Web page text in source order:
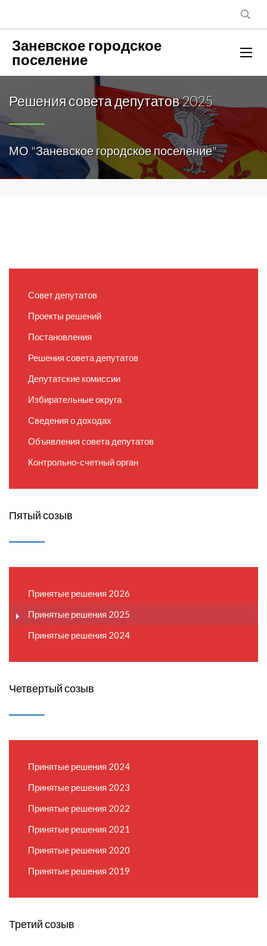
Заневское городское
поселение
Решения совета депутатов 2025
МО "Заневское городское поселение"
Совет депутатов
Проекты решений
Постановления
Решения совета депутатов
Депутатские комиссии
Избирательные округа
Сведения о доходах
Объявления совета депутатов
Контрольно-счетный орган
Пятый созыв
Принятые решения 2026
Принятые решения 2025
Принятые решения 2024
Четвертый созыв
Принятые решения 2024
Принятые решения 2023
Принятые решения 2022
Принятые решения 2021
Принятые решения 2020
Принятые решения 2019
Третий созыв